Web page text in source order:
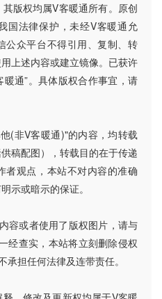
版权均属V客暖通所有。原创
国法律保护，未经V客暖通允
公众平台不得引用、复制、转
上述内容或建立镜像。已获许
通”。具体版权合作事宜，请
(非V客暖通)"的内容，均转载
稿配图），转载目的在于传递
者观点，本站不对内容的准确
示或暗示的保证。
容或者使用了版权图片，请与
经查实，本站将立刻删除侵权
担任何法律及连带责任。